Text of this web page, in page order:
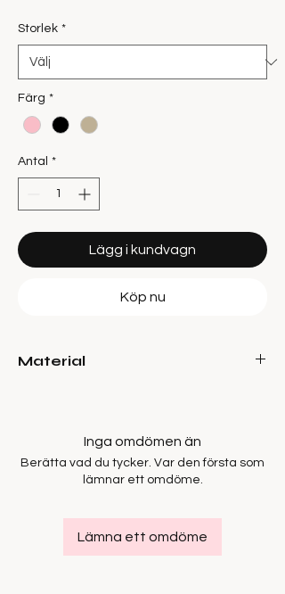
Storlek *
Färg *
Antal *
Lägg i kundvagn
Köp nu
Material
Inga omdömen än
Berätta vad du tycker. Var den första som
lämnar ett omdöme.
Lämna ett omdöme